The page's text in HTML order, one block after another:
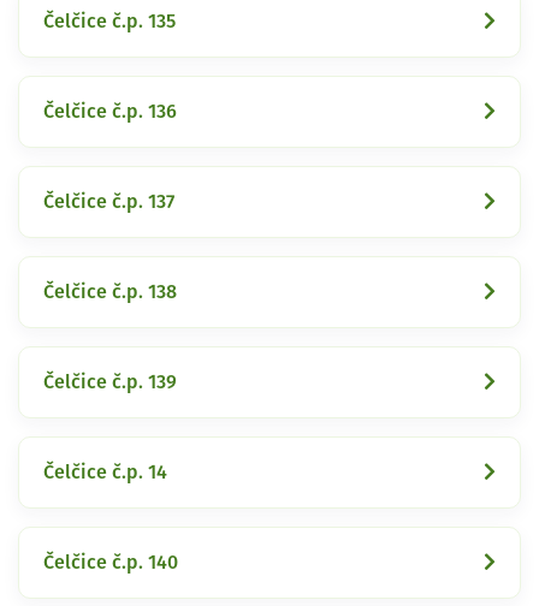
Čelčice č.p. 135
Čelčice č.p. 136
Čelčice č.p. 137
Čelčice č.p. 138
Čelčice č.p. 139
Čelčice č.p. 14
Čelčice č.p. 140